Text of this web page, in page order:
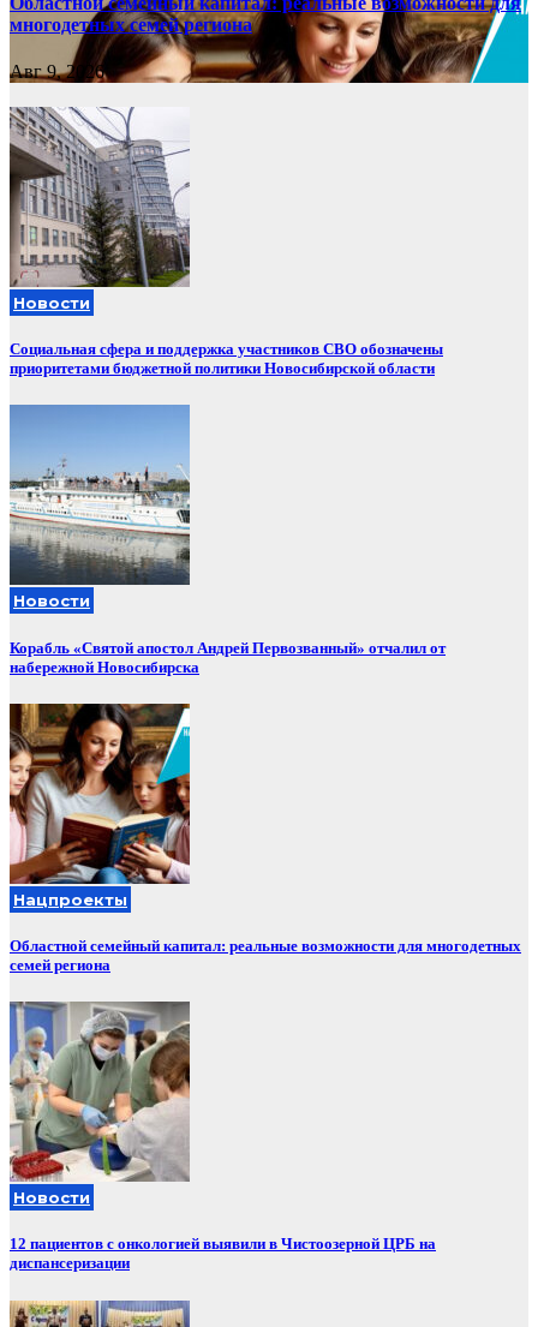
многодетных семей региона
Авг 9, 2026
Новости
Социальная сфера и поддержка участников СВО обозначены
приоритетами бюджетной политики Новосибирской области
Новости
Корабль «Святой апостол Андрей Первозванный» отчалил от
набережной Новосибирска
Нацпроекты
Областной семейный капитал: реальные возможности для многодетных
семей региона
Новости
12 пациентов с онкологией выявили в Чистоозерной ЦРБ на
диспансеризации